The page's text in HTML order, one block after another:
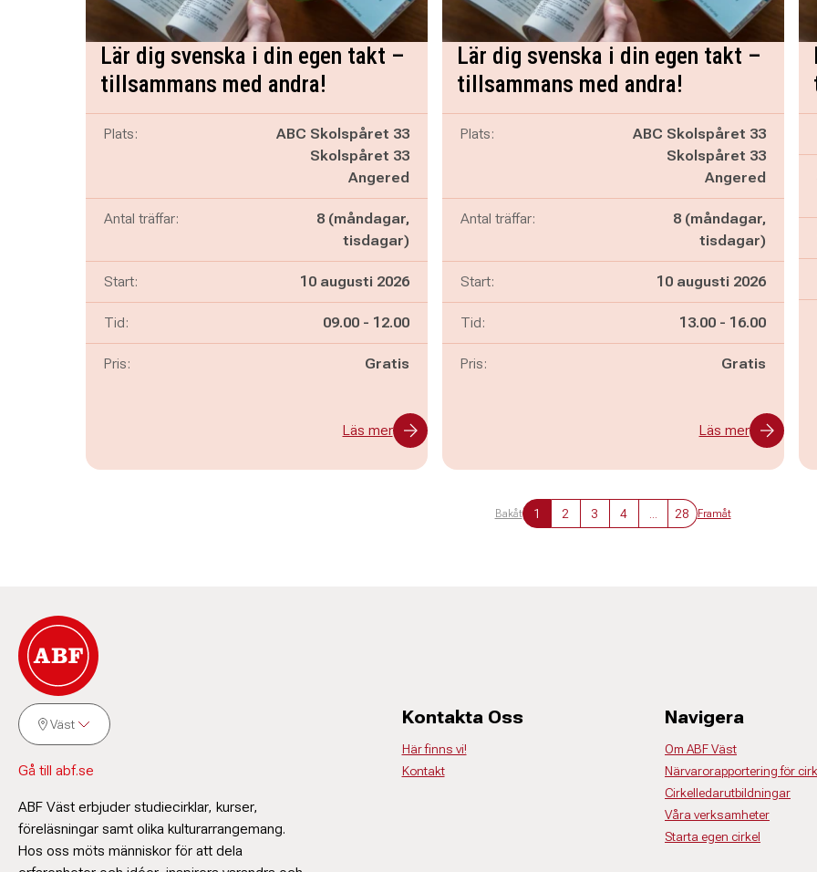
Lär dig svenska i din egen takt –
tillsammans med andra!
Plats:
ABC Skolspåret 33
Skolspåret 33
Angered
Antal träffar:
8 (måndagar,
tisdagar)
Start: 10 augusti 2026
Tid: Pågår mellan
09.00 - och
12.00
Pris: Gratis
Läs mer
Lär dig svenska i din egen takt –
tillsammans med andra!
Plats:
ABC Skolspåret 33
Skolspåret 33
Angered
Antal träffar:
8 (måndagar,
tisdagar)
Start: 10 augusti 2026
Tid: Pågår mellan
13.00 - och
16.00
Pris: Gratis
Läs mer
Bakåt 1 2 3 4 28 Framåt
Väst
Gå till abf.se
ABF Väst erbjuder studiecirklar, kurser,
föreläsningar samt olika kulturarrangemang.
Hos oss möts människor för att dela
Kontakta Oss
Här finns vi!
Kontakt
Navigera
Om ABF Väst
Närvarorapportering för
Cirkelledarutbildningar
Våra verksamheter
Starta egen cirkel